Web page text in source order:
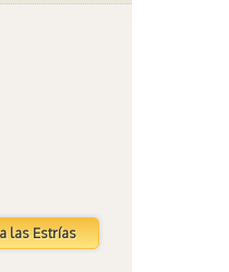
las Estrías